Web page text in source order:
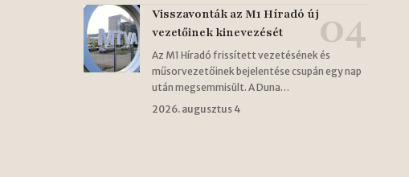
Visszavonták az M1 Híradó új
vezetőinek kinevezését
Az M1 Híradó frissített vezetésének és
műsorvezetőinek bejelentése csupán egy nap
után megsemmisült. A Duna…
2026. augusztus 4